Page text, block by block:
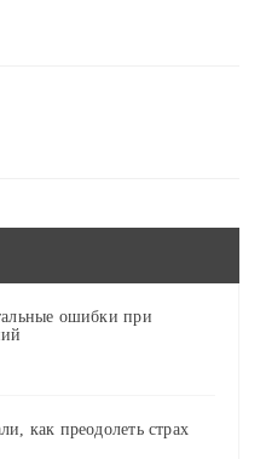
ошибки при
как преодолеть страх